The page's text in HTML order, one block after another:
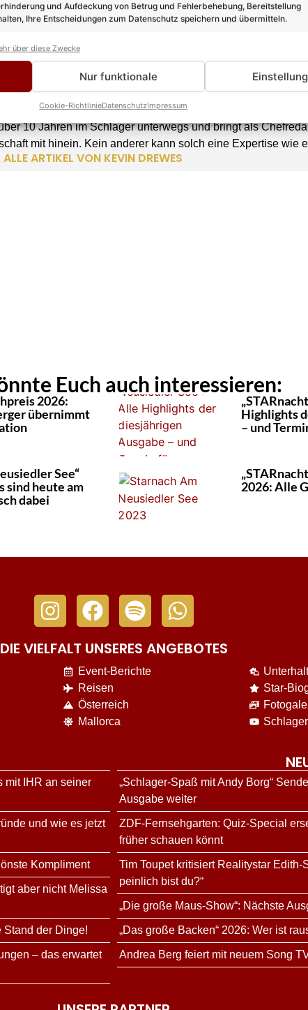
und Aufdeckung von Betrug und Fehlerbehebung, Bereitstellung
Ihre Entscheidungen zum Datenschutz speichern und übermitteln.
über diese Zwecke
Nur funktionale
Cookie-RichtlinieDatenschutzImpressum
10 Jahren im Schlager unterwegs und bringt als
mit hinein. Kein anderer kann solch eine Expertise wie
ARTIKEL VON KEVIN DREWES
Euch auch interessieren:
2026:
übernimmt
Highlights
– und
See“
sind heute am
dabei
2026: Alle
DIE VIELFALT UNSERES ANGEBOTES
Event-Berichte
Reisen
Österreich
Mallorca
Star-
mit IHR an seiner
und wie es jetzt
Kompliment
aber nicht Melissa
Stand der Dinge!
– das erwartet
„Schlager-Spaß mit Andy Borg“
Ausgabe weiter
ZDF-Fernsehgarten: Quiz-Special
früher schauen könnt
Tim Toupet kritisiert Realitystar
peinlich bist du?“
„Die große Maus-Show“: Nächste
„Das große Backen“ 2026: Wer ist
Andrea Berg feiert mit neuem Song